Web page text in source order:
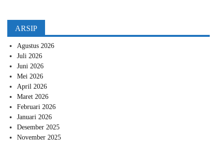
ARSIP
Agustus 2026
Juli 2026
Juni 2026
Mei 2026
April 2026
Maret 2026
Februari 2026
Januari 2026
Desember 2025
November 2025